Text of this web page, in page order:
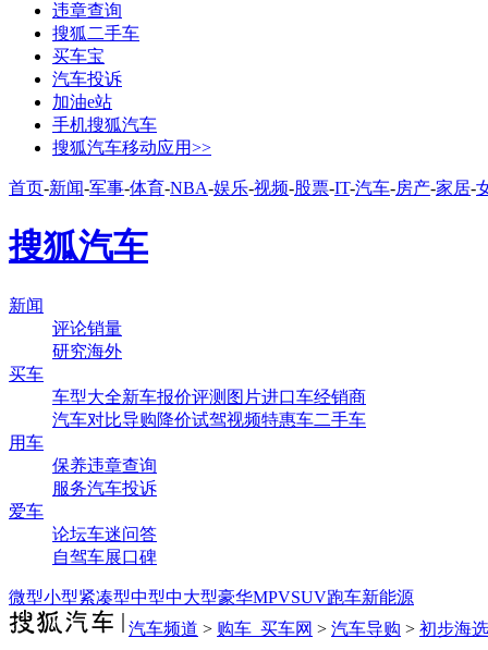
违章查询
搜狐二手车
买车宝
汽车投诉
加油e站
手机搜狐汽车
搜狐汽车移动应用>>
首页-新闻-军事-体育-NBA-娱乐-视频-股票-IT-汽车-房产-家居-
搜狐汽车
新闻
评论销量
研究海外
买车
车型大全新车报价评测 图片进口车经销商
汽车对比导购降价试驾视频特惠车二手车
用车
保养违章查询
服务汽车投诉
爱车
论坛车迷问答
自驾车展口碑
微型小型紧凑型中型中大型豪华MPVSUV跑车新能源
汽车频道 > 购车_买车网 > 汽车导购 > 初步海选